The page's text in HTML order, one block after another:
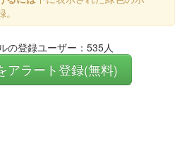
の登録ユーザー：535人
アラート登録(無料)